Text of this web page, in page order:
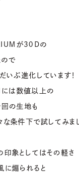
が３０Dの
で
いぶ進化しています！
は数値以上の
回の生地も
条件下で試してみま
象としてはその軽さ
に煽られると